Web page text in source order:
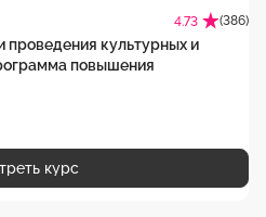
4.73 (386)
проведения культурных и
повышения
курс